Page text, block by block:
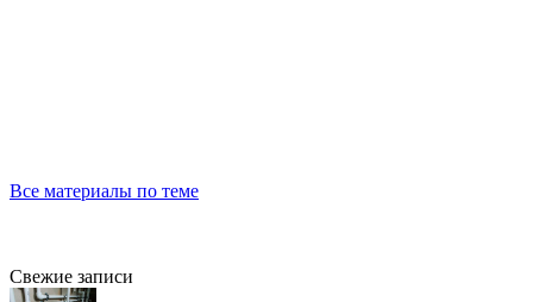
Все материалы по теме
Свежие записи